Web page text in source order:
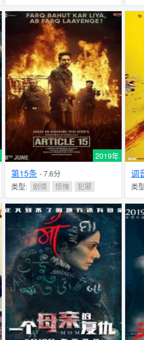
2019年
第15条 - 7.6分
类型: 剧情 惊悚 犯罪
调
类